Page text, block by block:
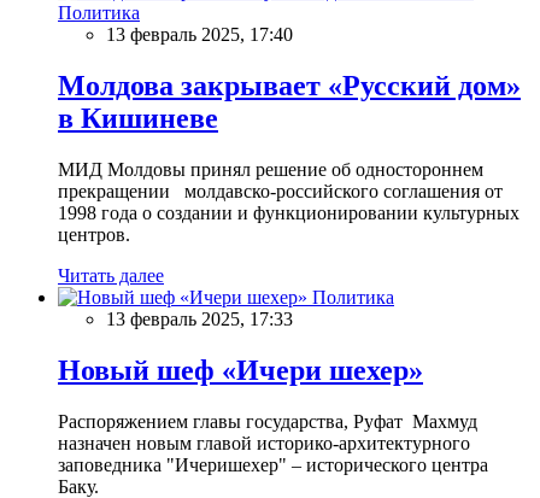
Политика
13 февраль 2025, 17:40
Молдова закрывает «Русский дом»
в Кишиневе
МИД Молдовы принял решение об одностороннем
прекращении молдавско-российского соглашения от
1998 года о создании и функционировании культурных
центров.
Читать далее
Политика
13 февраль 2025, 17:33
Новый шеф «Ичери шехер»
Распоряжением главы государства, Руфат Махмуд
назначен новым главой историко-архитектурного
заповедника "Ичеришехер" – исторического центра
Баку.